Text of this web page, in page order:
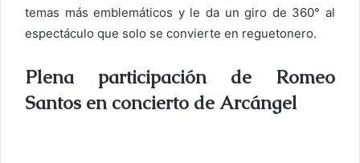
temas más emblemáticos y le da un giro de 360° al
espectáculo que solo se convierte en reguetonero.
Plena participación de Romeo
Santos en concierto de Arcángel